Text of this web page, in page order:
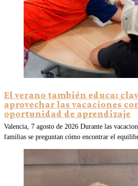
El verano también educa:
aprovechar las vacaciones
oportunidad de aprendizaje
Valencia, 7 agosto de 2026 Durante las
familias se preguntan cómo encontrar el